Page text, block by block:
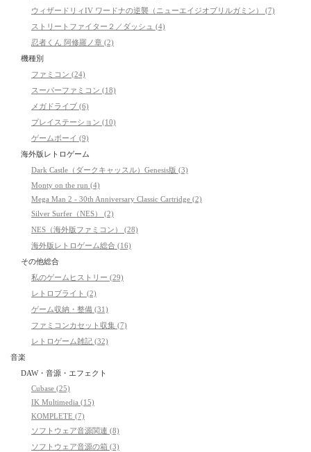
ウィザードリィIV ワードナの逆襲（ニューエイジオブリルガミン） (7)
ストリートファイター２／ダッシュ (4)
忍者くん 阿修羅ノ章 (2)
機種別
ファミコン (24)
スーパーファミコン (18)
メガドライブ (6)
プレイステーション (10)
ゲームボーイ (9)
海外版レトロゲーム
Dark Castle（ダークキャッスル）Genesis版 (3)
Monty on the run (4)
Mega Man 2 - 30th Anniversary Classic Cartridge (2)
Silver Surfer（NES） (2)
NES（海外版ファミコン） (28)
海外版レトロゲーム総合 (16)
その他総合
私のゲームヒストリー (29)
レトロブライト (2)
ゲーム収納・整備 (31)
ファミコンカセット収集 (7)
レトロゲーム雑記 (32)
音楽
DAW・音源・エフェクト
Cubase (25)
IK Multimedia (15)
KOMPLETE (7)
ソフトウェア音源関連 (8)
ソフトウェア音源の箱 (3)